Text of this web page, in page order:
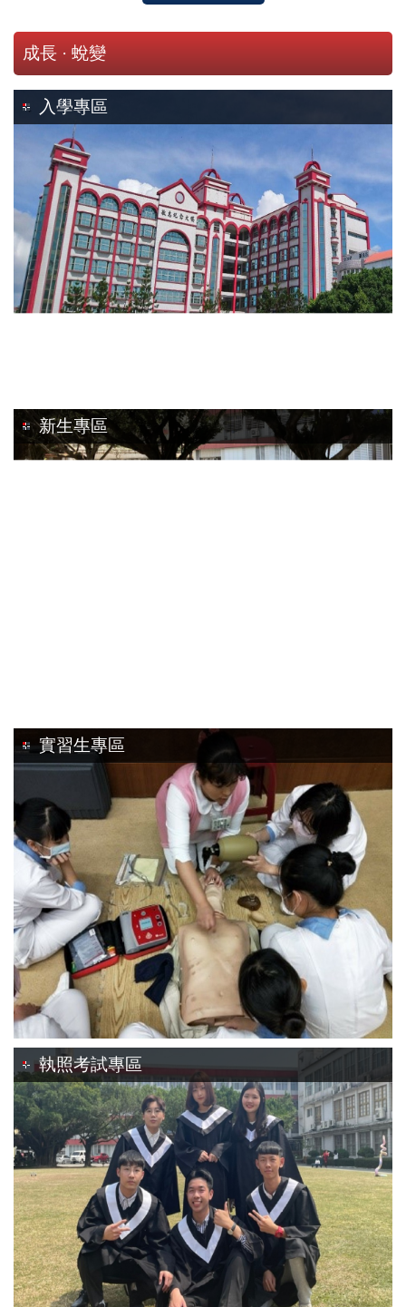
成長 · 蛻變
入學專區
新生專區
實習生專區
執照考試專區